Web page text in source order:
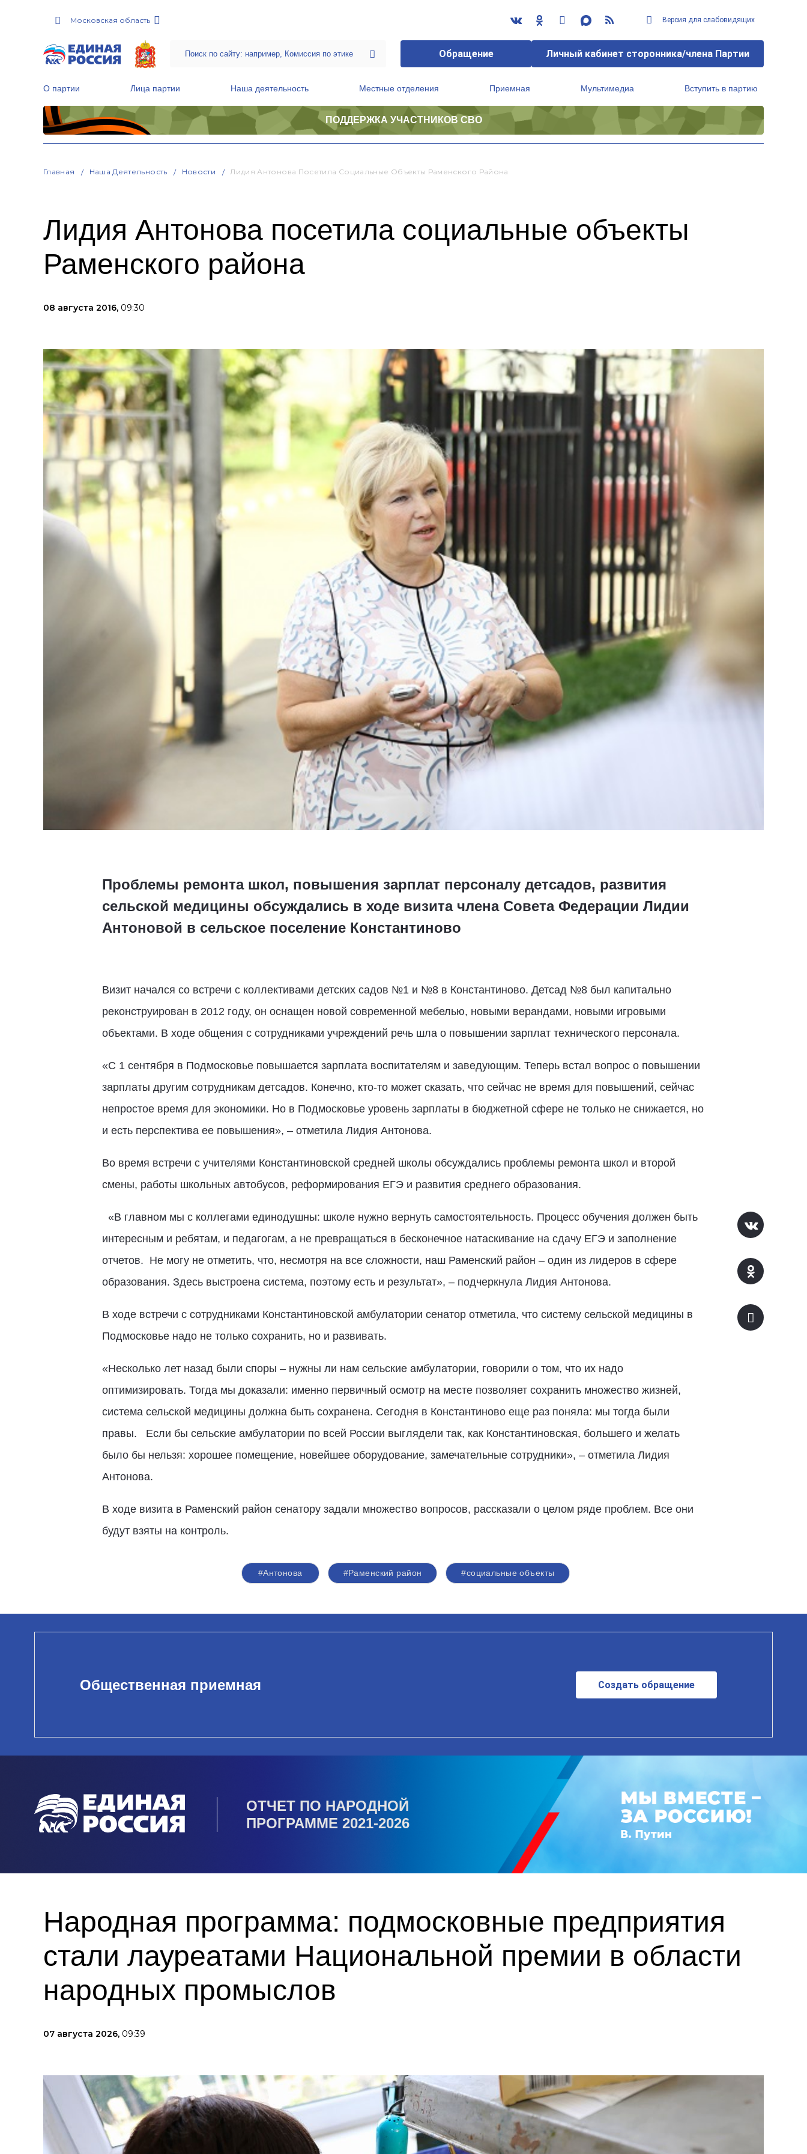
Московская область Версия для слабовидящих
Обращение Личный кабинет сторонника/члена Партии
О партии Лица партии Наша деятельность Местные отделения Приемная Мультимедиа Вступить в партию
ПОДДЕРЖКА УЧАСТНИКОВ СВО
Главная Наша Деятельность Новости Лидия Антонова Посетила Социальные Объекты Раменского Района
Лидия Антонова посетила социальные объекты
Раменского района
08 августа 2016, 09:30
Проблемы ремонта школ, повышения зарплат персоналу детсадов, развития
сельской медицины обсуждались в ходе визита члена Совета Федерации Лидии
Антоновой в сельское поселение Константиново
Визит начался со встречи с коллективами детских садов №1 и №8 в Константиново. Детсад №8 был капитально
реконструирован в 2012 году, он оснащен новой современной мебелью, новыми верандами, новыми игровыми
объектами. В ходе общения с сотрудниками учреждений речь шла о повышении зарплат технического персонала.
«С 1 сентября в Подмосковье повышается зарплата воспитателям и заведующим. Теперь встал вопрос о повышении
зарплаты другим сотрудникам детсадов. Конечно, кто-то может сказать, что сейчас не время для повышений, сейчас
непростое время для экономики. Но в Подмосковье уровень зарплаты в бюджетной сфере не только не снижается, но
и есть перспектива ее повышения», – отметила Лидия Антонова.
Во время встречи с учителями Константиновской средней школы обсуждались проблемы ремонта школ и второй
смены, работы школьных автобусов, реформирования ЕГЭ и развития среднего образования.
«В главном мы с коллегами единодушны: школе нужно вернуть самостоятельность. Процесс обучения должен быть
интересным и ребятам, и педагогам, а не превращаться в бесконечное натаскивание на сдачу ЕГЭ и заполнение
отчетов. Не могу не отметить, что, несмотря на все сложности, наш Раменский район – один из лидеров в сфере
образования. Здесь выстроена система, поэтому есть и результат», – подчеркнула Лидия Антонова.
В ходе встречи с сотрудниками Константиновской амбулатории сенатор отметила, что систему сельской медицины в
Подмосковье надо не только сохранить, но и развивать.
«Несколько лет назад были споры – нужны ли нам сельские амбулатории, говорили о том, что их надо
оптимизировать. Тогда мы доказали: именно первичный осмотр на месте позволяет сохранить множество жизней,
система сельской медицины должна быть сохранена. Сегодня в Константиново еще раз поняла: мы тогда были
правы. Если бы сельские амбулатории по всей России выглядели так, как Константиновская, большего и желать
было бы нельзя: хорошее помещение, новейшее оборудование, замечательные сотрудники», – отметила Лидия
Антонова.
В ходе визита в Раменский район сенатору задали множество вопросов, рассказали о целом ряде проблем. Все они
будут взяты на контроль.
#Антонова #Раменский район #социальные объекты
Общественная приемная Создать обращение
ОТЧЕТ ПО НАРОДНОЙ
ПРОГРАММЕ 2021-2026
Народная программа: подмосковные предприятия
стали лауреатами Национальной премии в области
народных промыслов
07 августа 2026, 09:39